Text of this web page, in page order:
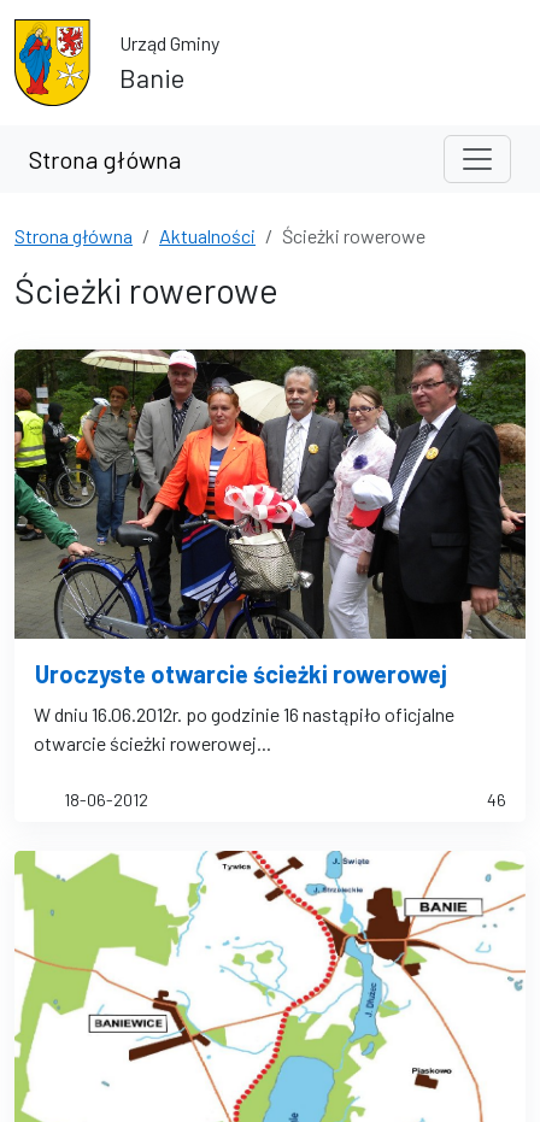
Przejdź do treści
Przejdź do wyszukiwarki
Urząd Gminy
Banie
Strona główna
Strona główna Aktualności Ścieżki rowerowe
Ścieżki rowerowe
Uroczyste otwarcie ścieżki rowerowej
W dniu 16.06.2012r. po godzinie 16 nastąpiło oficjalne
otwarcie ścieżki rowerowej...
18-06-2012 46